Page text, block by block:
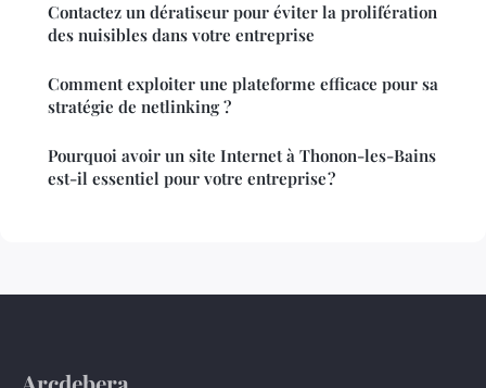
Contactez un dératiseur pour éviter la prolifération
des nuisibles dans votre entreprise
Comment exploiter une plateforme efficace pour sa
stratégie de netlinking ?
Pourquoi avoir un site Internet à Thonon-les-Bains
est-il essentiel pour votre entreprise ?